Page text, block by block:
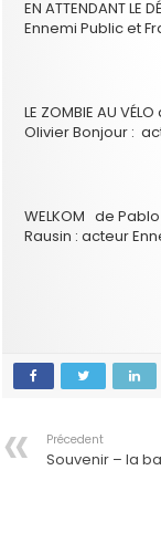
EN ATTENDANT
Ennemi Public et
LE ZOMBIE AU
Olivier Bonjour :
WELKOM de
Rausin : acteur
Précedent
Souvenir – la